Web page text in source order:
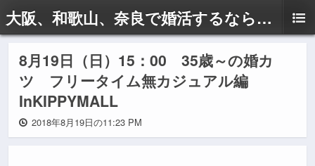
大阪、和歌山、奈良で婚活するならドリームサポートAyaへ
8月19日（日）15：00 35歳～の婚カ
ツ フリータイム無カジュアル編
InKIPPYMALL
2018年8月19日の11:23 PM